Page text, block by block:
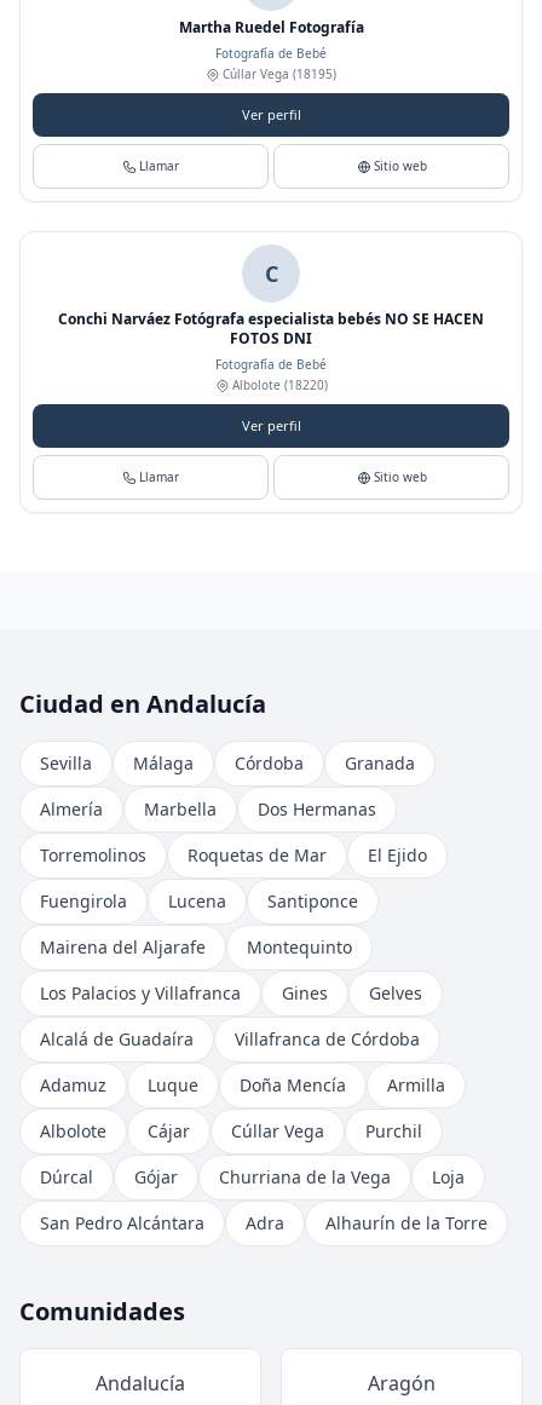
Martha Ruedel Fotografía
Fotografía de Bebé
Cúllar Vega (18195)
Ver perfil
Llamar Sitio web
C
Conchi Narváez Fotógrafa especialista bebés NO SE HACEN
FOTOS DNI
Fotografía de Bebé
Albolote (18220)
Ver perfil
Llamar Sitio web
Ciudad en Andalucía
Sevilla Málaga Córdoba
Granada
Almería
Marbella
Dos Hermanas
Torremolinos
Roquetas de Mar
El Ejido
Fuengirola
Lucena
Santiponce
Mairena del Aljarafe
Montequinto
Los Palacios y Villafranca
Gines
Gelves
Alcalá de Guadaíra
Villafranca de Córdoba
Adamuz
Luque Doña Mencía
Armilla
Albolote
Cájar Cúllar Vega
Purchil
Dúrcal
Gójar Churriana de la Vega
Loja
San Pedro Alcántara
Adra Alhaurín de la Torre
Comunidades
Andalucía Aragón